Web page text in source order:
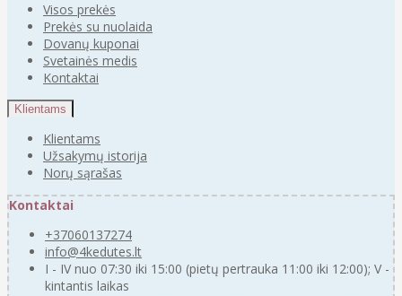
Visos prekės
Prekės su nuolaida
Dovanų kuponai
Svetainės medis
Kontaktai
Klientams
Klientams
Užsakymų istorija
Norų sąrašas
Kontaktai
+37060137274
info@4kedutes.lt
I - IV nuo 07:30 iki 15:00 (pietų pertrauka 11:00 iki 12:00); V -
kintantis laikas